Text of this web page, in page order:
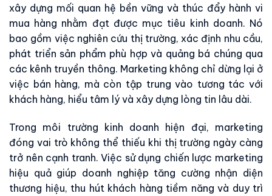
xây dựng mối quan hệ bền vững và thúc đẩy hành vi
mua hàng nhằm đạt được mục tiêu kinh doanh. Nó
bao gồm việc nghiên cứu thị trường, xác định nhu cầu,
phát triển sản phẩm phù hợp và quảng bá chúng qua
các kênh truyền thông. Marketing không chỉ dừng lại ở
việc bán hàng, mà còn tập trung vào tương tác với
khách hàng, hiểu tâm lý và xây dựng lòng tin lâu dài.
Trong môi trường kinh doanh hiện đại, marketing
đóng vai trò không thể thiếu khi thị trường ngày càng
trở nên cạnh tranh. Việc sử dụng chiến lược marketing
hiệu quả giúp doanh nghiệp tăng cường nhận diện
thương hiệu, thu hút khách hàng tiềm năng và duy trì